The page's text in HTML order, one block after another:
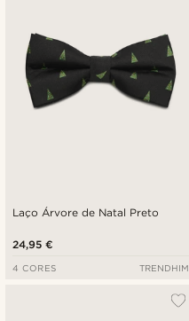
Laço Árvore de Natal Preto
24,95 €
4 CORES TRENDHIM